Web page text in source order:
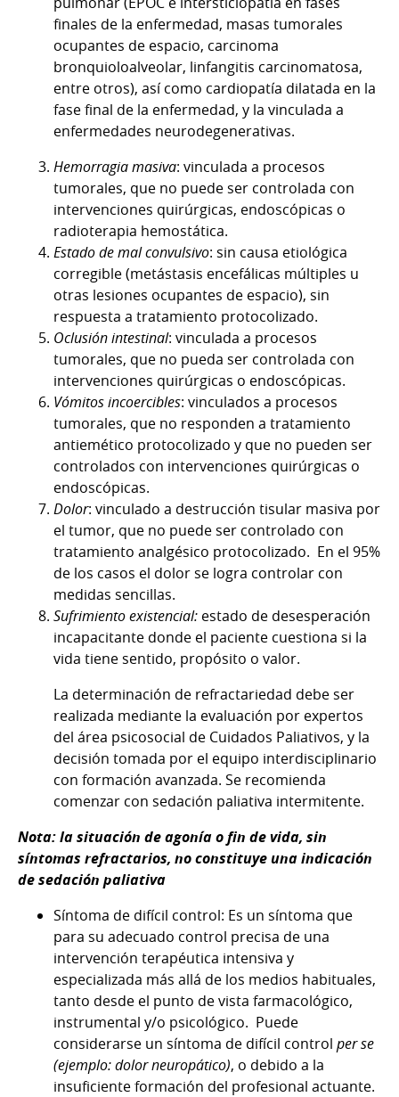
finales de la enfermedad, masas tumorales
ocupantes de espacio, carcinoma
bronquioloalveolar, linfangitis carcinomatosa,
entre otros), así como cardiopatía dilatada en la
fase final de la enfermedad, y la vinculada a
enfermedades neurodegenerativas.
Hemorragia masiva: vinculada a procesos
tumorales, que no puede ser controlada con
intervenciones quirúrgicas, endoscópicas o
radioterapia hemostática.
Estado de mal convulsivo: sin causa etiológica
corregible (metástasis encefálicas múltiples u
otras lesiones ocupantes de espacio), sin
respuesta a tratamiento protocolizado.
Oclusión intestinal: vinculada a procesos
tumorales, que no pueda ser controlada con
intervenciones quirúrgicas o endoscópicas.
Vómitos incoercibles: vinculados a procesos
tumorales, que no responden a tratamiento
antiemético protocolizado y que no pueden ser
controlados con intervenciones quirúrgicas o
endoscópicas.
Dolor: vinculado a destrucción tisular masiva por
el tumor, que no puede ser controlado con
tratamiento analgésico protocolizado. En el 95%
de los casos el dolor se logra controlar con
medidas sencillas.
Sufrimiento existencial: estado de desesperación
incapacitante donde el paciente cuestiona si la
vida tiene sentido, propósito o valor.
La determinación de refractariedad debe ser
realizada mediante la evaluación por expertos
del área psicosocial de Cuidados Paliativos, y la
decisión tomada por el equipo interdisciplinario
con formación avanzada. Se recomienda
comenzar con sedación paliativa intermitente.
Nota: la situación de agonía o fin de vida, sin
síntomas refractarios, no constituye una indicación
de sedación paliativa
Síntoma de difícil control: Es un síntoma que
para su adecuado control precisa de una
intervención terapéutica intensiva y
especializada más allá de los medios habituales,
tanto desde el punto de vista farmacológico,
instrumental y/o psicológico. Puede
considerarse un síntoma de difícil control per se
(ejemplo: dolor neuropático), o debido a la
insuficiente formación del profesional actuante.